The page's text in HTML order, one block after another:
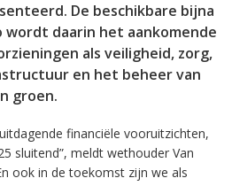
De beschikbare bijna
daarin het aankomende
als veiligheid, zorg,
en het beheer van
groen.
financiële vooruitzichten,
sluitend”, meldt wethouder Van
ook in de toekomst zijn we als